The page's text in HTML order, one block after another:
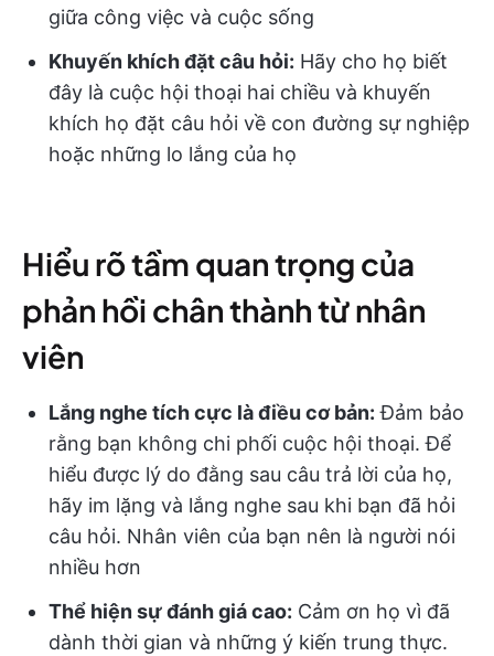
giữa công việc và cuộc sống
Khuyến khích đặt câu hỏi: Hãy cho họ biết
đây là cuộc hội thoại hai chiều và khuyến
khích họ đặt câu hỏi về con đường sự nghiệp
hoặc những lo lắng của họ
Hiểu rõ tầm quan trọng của
phản hồi chân thành từ nhân
viên
Lắng nghe tích cực là điều cơ bản: Đảm bảo
rằng bạn không chi phối cuộc hội thoại. Để
hiểu được lý do đằng sau câu trả lời của họ,
hãy im lặng và lắng nghe sau khi bạn đã hỏi
câu hỏi. Nhân viên của bạn nên là người nói
nhiều hơn
Thể hiện sự đánh giá cao: Cảm ơn họ vì đã
dành thời gian và những ý kiến trung thực.